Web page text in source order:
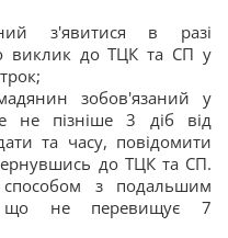
з'явитися в разі
виклик до ТЦК та СП у
зобов'язаний у
не пізніше 3 діб від
та часу, повідомити
до ТЦК та СП.
з подальшим
що не перевищує 7